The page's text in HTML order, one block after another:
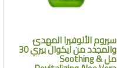
سيروم الألوفيرا المهدئ
والمجدد من ايكوال بيري 30
مل Soothing &